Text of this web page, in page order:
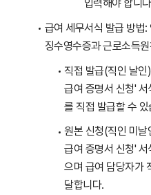
입력해야 합니
급여 세무서식 발급 방법
징수영수증과 근로소득
직접 발급(직인 날
급여 증명서 신청'
를 직접 발급할 수
원본 신청(직인 미
급여 증명서 신청'
으며 급여 담당자가
달합니다.